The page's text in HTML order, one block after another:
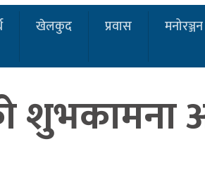
खेलकुद प्रवास मनोरञ्जन
शुभकामना